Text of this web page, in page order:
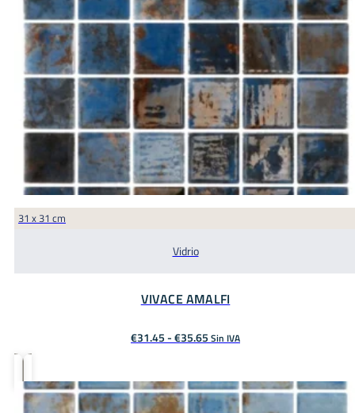
31 x 31 cm
Vidrio
VIVACE AMALFI
€31.45-€35.65Rango
de
€31.45
hasta
€35.65
Sin IVA